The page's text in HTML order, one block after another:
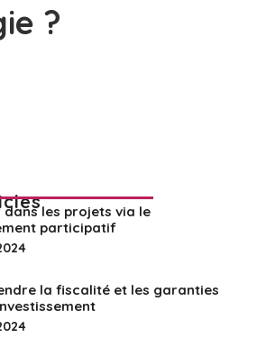
?
dans les projets via le
participatif
la fiscalité et les garanties